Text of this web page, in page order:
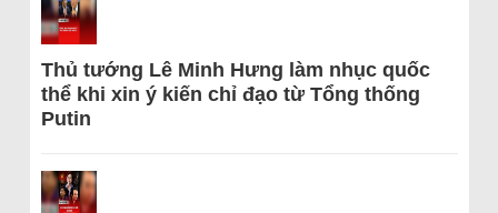
Thủ tướng Lê Minh Hưng làm nhục quốc
thể khi xin ý kiến chỉ đạo từ Tổng thống
Putin